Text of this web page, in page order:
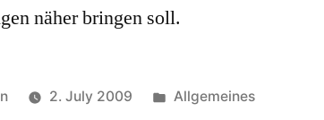
näher bringen soll.
2. July 2009
Posted
Allgemeines